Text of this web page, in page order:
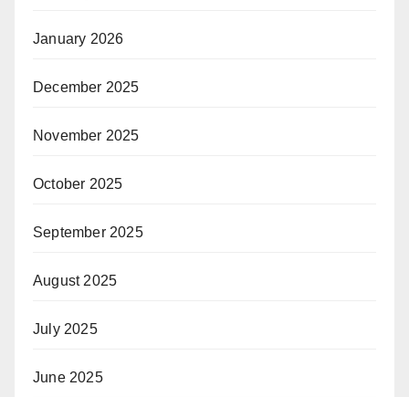
January 2026
December 2025
November 2025
October 2025
September 2025
August 2025
July 2025
June 2025